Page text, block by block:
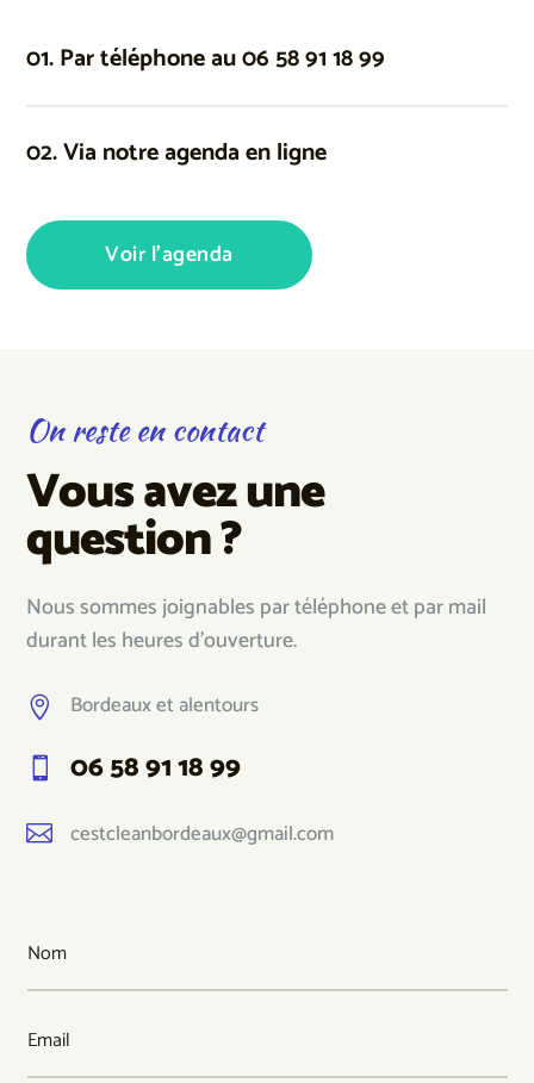
01. Par téléphone au 06 58 91 18 99
02. Via notre agenda en ligne
Voir l'agenda
On reste en contact
Vous avez une
question ?
Nous sommes joignables par téléphone et par mail
durant les heures d’ouverture.
 Bordeaux et alentours
 06 58 91 18 99
 cestcleanbordeaux@gmail.com